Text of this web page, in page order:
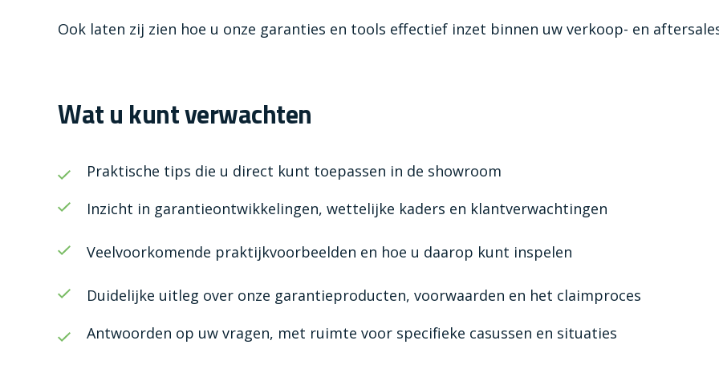
Ook laten zij zien hoe u onze garanties en tools effectief inzet binnen uw verkoop- en
Wat u kunt verwachten
Praktische tips die u direct kunt toepassen in de showroom
Inzicht in garantieontwikkelingen, wettelijke kaders en klantverwachtingen
Veelvoorkomende praktijkvoorbeelden en hoe u daarop kunt inspelen
Duidelijke uitleg over onze garantieproducten, voorwaarden en het claimproces
Antwoorden op uw vragen, met ruimte voor specifieke casussen en situaties